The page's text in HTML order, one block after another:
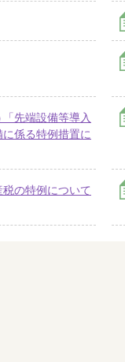
先端設備等導入
係る特例措置に
の特例について